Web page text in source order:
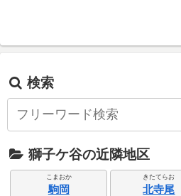
検索
獅子ケ谷の近隣地区
こまおか
駒岡
きたてらお
北寺尾